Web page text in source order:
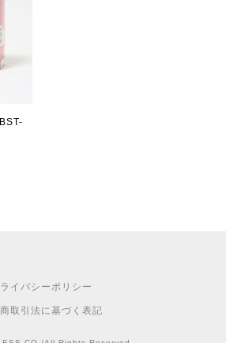
イバシーポリシー
取引法に基づく表記